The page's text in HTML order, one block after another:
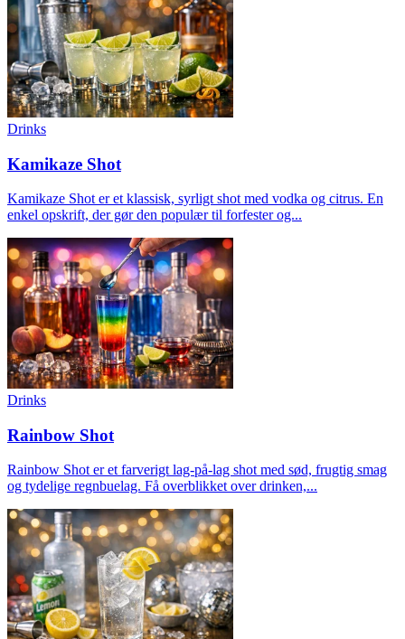
Drinks
Kamikaze Shot
Kamikaze Shot er et klassisk, syrligt shot med vodka og citrus. En
enkel opskrift, der gør den populær til forfester og...
Drinks
Rainbow Shot
Rainbow Shot er et farverigt lag-på-lag shot med sød, frugtig smag
og tydelige regnbuelag. Få overblikket over drinken,...